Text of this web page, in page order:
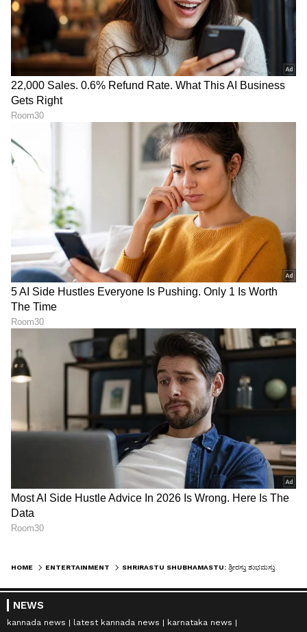
HOME ENTERTAINMENT
NEWS
kannada news latest kannada news
karnataka news